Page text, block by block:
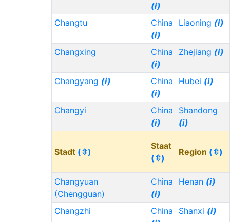
(i)
Changtu
China
(i)
Liaoning (i)
Changxing
China
(i)
Zhejiang (i)
Changyang (i)
China
(i)
Hubei (i)
Changyi
China
(i)
Shandong
(i)
Stadt (⇳)
Staat
(⇳)
Region (⇳)
Changyuan
(Chengguan)
China
(i)
Henan (i)
Changzhi
China
Shanxi (i)